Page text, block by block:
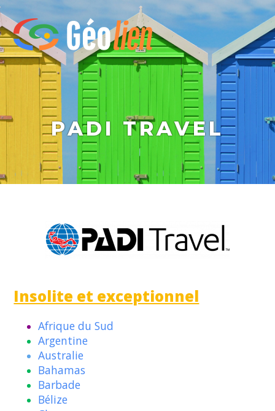
PADI TRAVEL
Insolite et exceptionnel
Afrique du Sud
Argentine
Australie
Bahamas
Barbade
Bélize